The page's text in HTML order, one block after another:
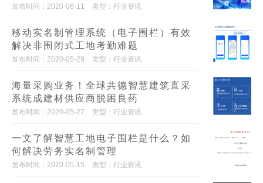
发布时间：2020-06-11 类型：行业资讯
移动实名制管理系统（电子围栏）有效
解决非围闭式工地考勤难题
发布时间：2020-05-29 类型：行业资讯
海量采购业务！全球共德智慧建筑直采
系统成建材供应商脱困良药
发布时间：2020-05-27 类型：行业资讯
一文了解智慧工地电子围栏是什么？如
何解决劳务实名制管理
发布时间：2020-05-15 类型：行业资讯